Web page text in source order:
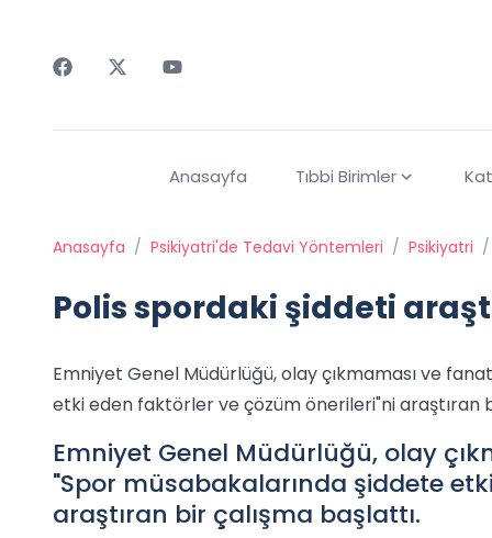
Anasayfa Tıbbi Birimler
Anasayfa / Psikiyatri'de Tedavi Yöntemleri / Psikiyatri /
Polis spordaki şiddeti
Emniyet Genel Müdürlüğü, olay çıkmaması ve
etki eden faktörler ve çözüm önerileri"ni araştıran
Emniyet Genel Müdürlüğü, olay
"Spor müsabakalarında şiddete
araştıran bir çalışma başlattı.